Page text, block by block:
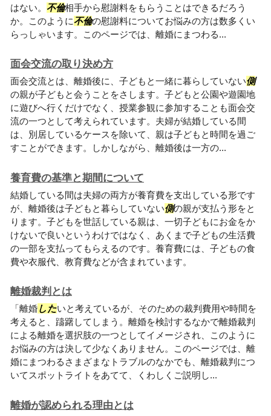
はない。 不倫相手から慰謝料をもらうことはできるだろう
か。このように不倫の慰謝料についてお悩みの方は数多くい
らっしゃいます。このページでは、離婚にまつわる...
面会交流の取り決め方
面会交流とは、離婚後に、子どもと一緒に暮らしていない側
の親が子どもと会うことをさします。子どもと公園や遊園地
に遊びへ行くだけでなく、授業参観に参加することも面会交
流の一つとして考えられています。夫婦が結婚している間
は、別居しているケースを除いて、親は子どもと時間を過ご
すことができます。しかしながら、離婚後は一方の...
養育費の基準と期間について
結婚している間は夫婦の両方が養育費を支出している形です
が、離婚後は子どもと暮らしていない側の親が支払う形をと
ります。子どもを世話している親は、一切子どもにお金をか
けないで良いというわけではなく、あくまで子どもの生活費
の一部を支払ってもらえるのです。養育費には、子どもの食
費や衣服代、教育費などが含まれています。
離婚裁判とは
「離婚したいと考えているが、そのための裁判費用や時間を
考えると、躊躇してしまう。離婚を検討するなかで離婚裁判
による離婚を選択肢の一つとしてイメージされ、このように
お悩みの方は決して少なくありません。このページでは、離
婚にまつわるさまざまなトラブルのなかでも、離婚裁判につ
いてスポットライトをあてて、くわしくご説明し...
離婚が認められる理由とは